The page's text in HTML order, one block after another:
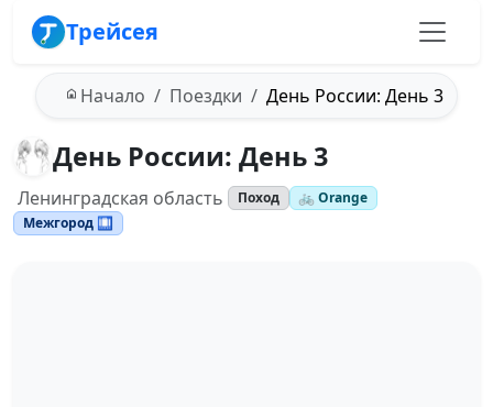
Трейсея
Начало Поездки День России: День 3
День России: День 3
Ленинградская область Поход
🚲 Orange
Межгород 🛄